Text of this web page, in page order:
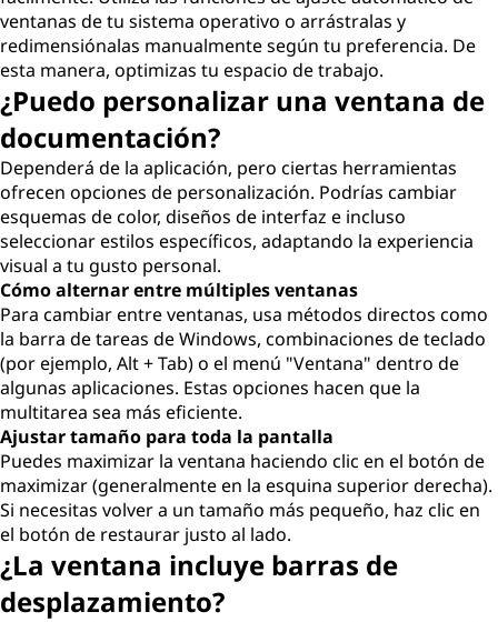
ventanas de tu sistema operativo o arrástralas y
redimensiónalas manualmente según tu preferencia. De
esta manera, optimizas tu espacio de trabajo.
¿Puedo personalizar una ventana de
documentación?
Dependerá de la aplicación, pero ciertas herramientas
ofrecen opciones de personalización. Podrías cambiar
esquemas de color, diseños de interfaz e incluso
seleccionar estilos específicos, adaptando la experiencia
visual a tu gusto personal.
Cómo alternar entre múltiples ventanas
Para cambiar entre ventanas, usa métodos directos como
la barra de tareas de Windows, combinaciones de teclado
(por ejemplo, Alt + Tab) o el menú "Ventana" dentro de
algunas aplicaciones. Estas opciones hacen que la
multitarea sea más eficiente.
Ajustar tamaño para toda la pantalla
Puedes maximizar la ventana haciendo clic en el botón de
maximizar (generalmente en la esquina superior derecha).
Si necesitas volver a un tamaño más pequeño, haz clic en
el botón de restaurar justo al lado.
¿La ventana incluye barras de
desplazamiento?